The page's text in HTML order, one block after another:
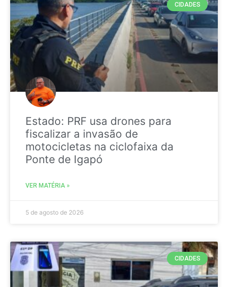
CIDADES
Estado: PRF usa drones para
fiscalizar a invasão de
motocicletas na ciclofaixa da
Ponte de Igapó
VER MATÉRIA »
5 de agosto de 2026
CIDADES